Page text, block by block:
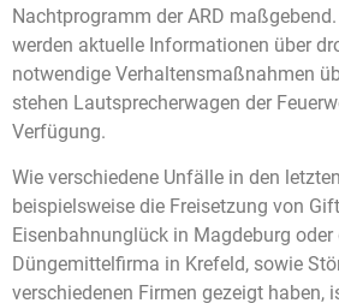
Nachtprogramm der ARD
werden aktuelle Informationen über
notwendige Verhaltensmaßnahmen
stehen Lautsprecherwagen der
Verfügung.
Wie verschiedene Unfälle in den
beispielsweise die Freisetzung von
Eisenbahnunglück in Magdeburg oder
Düngemittelfirma in Krefeld, sowie
verschiedenen Firmen gezeigt haben,